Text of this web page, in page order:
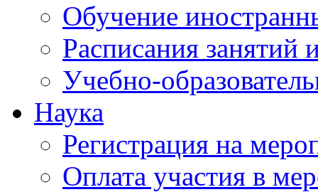
Обучение
Расписания занятий
Учебно-
Наука
Регистрация на
Оплата участия в